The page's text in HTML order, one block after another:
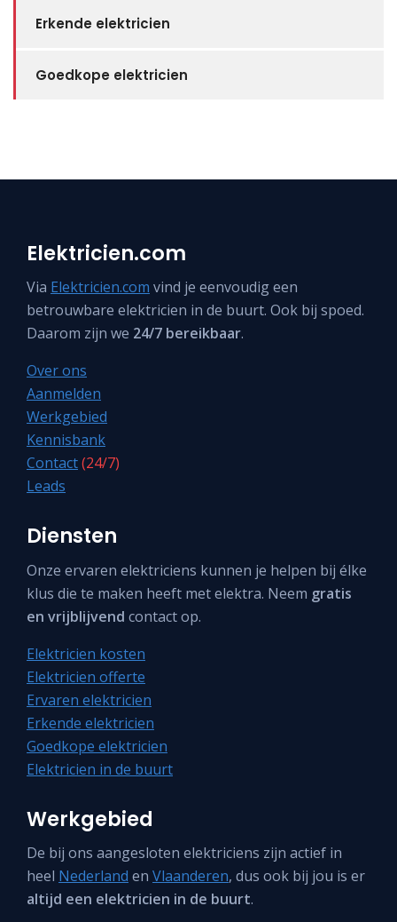
Erkende elektricien
Goedkope elektricien
Elektricien.com
Via Elektricien.com vind je eenvoudig een
betrouwbare elektricien in de buurt. Ook bij spoed.
Daarom zijn we 24/7 bereikbaar.
Over ons
Aanmelden
Werkgebied
Kennisbank
Contact(24/7)
Leads
Diensten
Onze ervaren elektriciens kunnen je helpen bij élke
klus die te maken heeft met elektra. Neem gratis
en vrijblijvend contact op.
Elektricien kosten
Elektricien offerte
Ervaren elektricien
Erkende elektricien
Goedkope elektricien
Elektricien in de buurt
Werkgebied
De bij ons aangesloten elektriciens zijn actief in
heel Nederland en Vlaanderen, dus ook bij jou is er
altijd een elektricien in de buurt.